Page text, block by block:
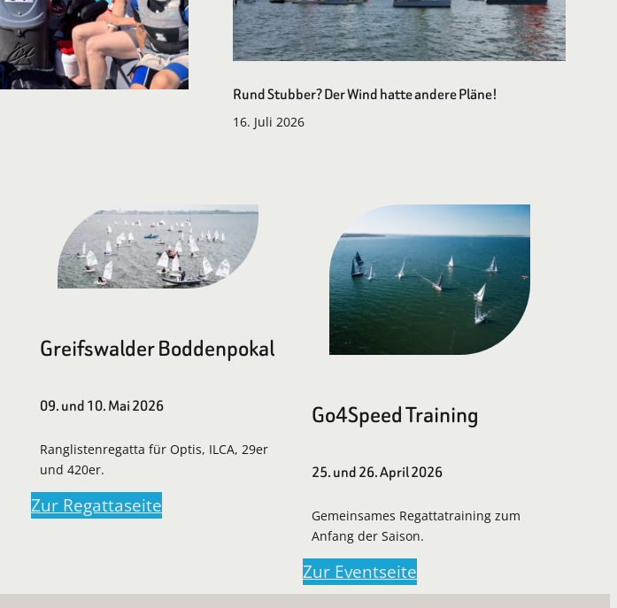
Rund Stubber? Der Wind hatte andere Pläne!
16. Juli 2026
Greifswalder Boddenpokal
09. und 10. Mai 2026
Ranglistenregatta für Optis, ILCA, 29er
und 420er.
Zur Regattaseite
Go4Speed Training
25. und 26. April 2026
Gemeinsames Regattatraining zum
Anfang der Saison.
Zur Eventseite